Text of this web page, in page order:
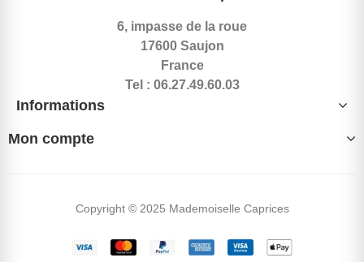
6, impasse de la roue
17600 Saujon
France
Tel : 06.27.49.60.03
Informations
Mon compte
Copyright © 2025 Mademoiselle Caprices